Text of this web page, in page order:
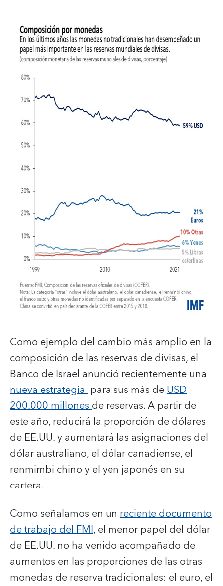
Como ejemplo del cambio más amplio en la
composición de las reservas de divisas, el
Banco de Israel anunció recientemente una
nueva estrategiapara sus más deUSD
200.000 millonesde reservas. A partir de
este año, reducirá la proporción de dólares
de EE.UU. y aumentará las asignaciones del
dólar australiano, el dólar canadiense, el
renmimbi chino y el yen japonés en su
cartera.
Como señalamos en un reciente documento
de trabajo del FMI, el menor papel del dólar
de EE.UU. no ha venido acompañado de
aumentos en las proporciones de las otras
monedas de reserva tradicionales: el euro, el